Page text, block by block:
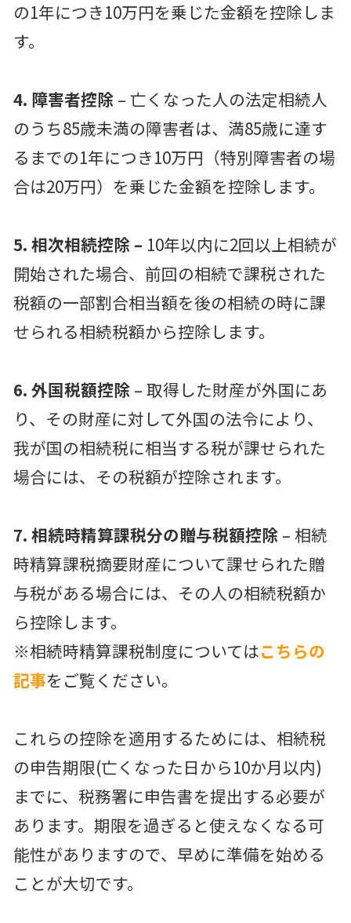
の1年につき10万円を乗じた金額を控除しま
す。
4. 障害者控除 – 亡くなった人の法定相続人
のうち85歳未満の障害者は、満85歳に達す
るまでの1年につき10万円（特別障害者の場
合は20万円）を乗じた金額を控除します。
5. 相次相続控除 – 10年以内に2回以上相続が
開始された場合、前回の相続で課税された
税額の一部割合相当額を後の相続の時に課
せられる相続税額から控除します。
6. 外国税額控除 – 取得した財産が外国にあ
り、その財産に対して外国の法令により、
我が国の相続税に相当する税が課せられた
場合には、その税額が控除されます。
7. 相続時精算課税分の贈与税額控除 – 相続
時精算課税摘要財産について課せられた贈
与税がある場合には、その人の相続税額か
ら控除します。
※相続時精算課税制度についてはこちらの
記事をご覧ください。
これらの控除を適用するためには、相続税
の申告期限(亡くなった日から10か月以内)
までに、税務署に申告書を提出する必要が
あります。期限を過ぎると使えなくなる可
能性がありますので、早めに準備を始める
ことが大切です。